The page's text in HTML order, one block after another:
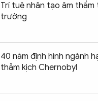
Trí tuệ nhân tạo âm thầm
trường
40 năm định hình ngành
thảm kịch Chernobyl